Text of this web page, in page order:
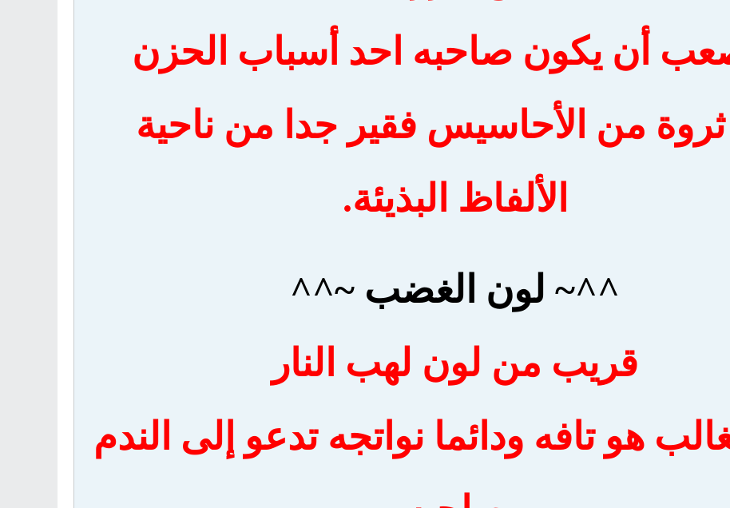
أن يكون صاحبه احد أسباب الحزن
من الأحاسيس فقير جدا من ناحية
الألفاظ البذيئة.
^^~ لون الغضب ~^^
قريب من لون لهب النار
هو تافه ودائما نواتجه تدعو إلى الندم